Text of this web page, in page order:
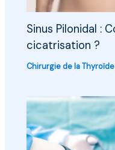
Sinus Pilonidal :
cicatrisation ?
Chirurgie de la